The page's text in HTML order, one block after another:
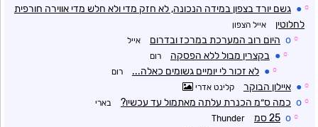
☼
● גשם יורד בצפון במידה הנכונה, לא חזק מדי ולא חלש מדי אווירה חורפית
לחלוטין
אייל הצפון
☼
o היום רוב המערכת במרכז ובדרום אייל
☼
● בקצרין מבול ללא הפסקה רום
☼
● לא זכור לי יומיים גשומים כאלה... רום
☼
● איילון הבוקר קלינט אדרי
☼
o כמה ס״מ הכנרת עלתה מאתמול עד עכשיו? בארי
☼
o 25 סמ Thunder